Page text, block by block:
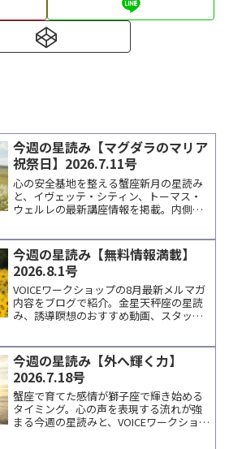
今週の星読み【マグダラのマリア
祝祭日】2026.7.11号
心の安全基地を整える蟹座新月の星読み
と、イヴェッテ・シティン、トーマス・
ウェルレの最新講座情報を掲載。内側の
今週の星読み【無料情報満載】
2026.8.1号
VOICEワークショップの8月最新メルマガ
内容をブログで紹介。金星天秤座の星読
み、誘導瞑想のおすすめ動画、スタッフ
をまとめています。
今週の星読み【外へ輝く力】
2026.7.18号
蟹座で育てた感情が獅子座で輝き始める
タイミング。心の声を表現する流れが強
まる今週の星読みと、VOICEワークショッ